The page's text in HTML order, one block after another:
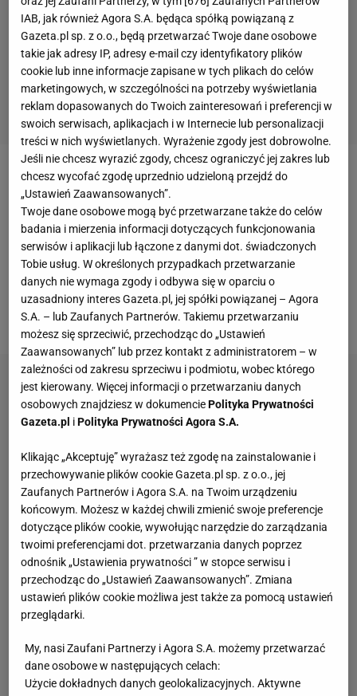
Przerwa w rozgrywkachBundesligi sprawiła, że w
sieci w kontekścieRoberta Lewandowskiego
nie
pojawiają się kolejne wiadomości o strzelonych
bramkach czy pobitych rekordach. Popularność
zdobyło jednak porównanie go do znanego aktora,
który wyglądem bardzo przypomina kapitana
reprezentacji Polski.
IAB, jak również Agora S.A. będąca spółką powiązaną z
Gazeta.pl sp. z o.o., będą przetwarzać Twoje dane osobowe
takie jak adresy IP, adresy e-mail czy identyfikatory plików
cookie lub inne informacje zapisane w tych plikach do celów
marketingowych, w szczególności na potrzeby wyświetlania
reklam dopasowanych do Twoich zainteresowań i preferencji w
swoich serwisach, aplikacjach i w Internecie lub personalizacji
treści w nich wyświetlanych. Wyrażenie zgody jest dobrowolne.
Jeśli nie chcesz wyrazić zgody, chcesz ograniczyć jej zakres lub
chcesz wycofać zgodę uprzednio udzieloną przejdź do
„Ustawień Zaawansowanych”.
Twoje dane osobowe mogą być przetwarzane także do celów
badania i mierzenia informacji dotyczących funkcjonowania
serwisów i aplikacji lub łączone z danymi dot. świadczonych
Tobie usług. W określonych przypadkach przetwarzanie
danych nie wymaga zgody i odbywa się w oparciu o
uzasadniony interes Gazeta.pl, jej spółki powiązanej – Agora
S.A. – lub Zaufanych Partnerów. Takiemu przetwarzaniu
możesz się sprzeciwić, przechodząc do „Ustawień
Zaawansowanych” lub przez kontakt z administratorem – w
zależności od zakresu sprzeciwu i podmiotu, wobec którego
jest kierowany. Więcej informacji o przetwarzaniu danych
osobowych znajdziesz w dokumenciePolityka Prywatności
Gazeta.pl iPolityka Prywatności Agora S.A.
Klikając „Akceptuję” wyrażasz też zgodę na zainstalowanie i
przechowywanie plików cookie Gazeta.pl sp. z o.o., jej
Zaufanych Partnerów i Agora S.A. na Twoim urządzeniu
końcowym. Możesz w każdej chwili zmienić swoje preferencje
dotyczące plików cookie, wywołując narzędzie do zarządzania
twoimi preferencjami dot. przetwarzania danych poprzez
odnośnik „Ustawienia prywatności ” w stopce serwisu i
przechodząc do „Ustawień Zaawansowanych”. Zmiana
ustawień plików cookie możliwa jest także za pomocą ustawień
przeglądarki.
My, nasi Zaufani Partnerzy i Agora S.A. możemy przetwarzać
dane osobowe w następujących celach:
Użycie dokładnych danych geolokalizacyjnych. Aktywne